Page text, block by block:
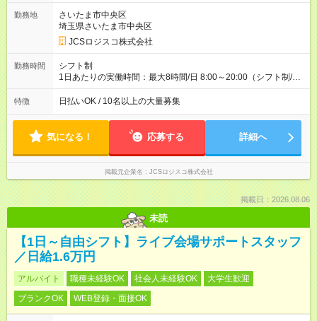
ど！ ・主要都市エリア 月収55万円／週5日稼働 月収65万~112
万円／週6日稼働 ・地方郊外エリア 月収40万円／週5日稼働 月
収40万円~50万円／週6日稼働 ＜モデルイメージ＞ ■月収50万
円 (27歳男性/江東区在住)※元建築関係 1日150個配達×25日勤務
(日休み) ■月収80万円(43歳男性/墨田区在住)※元営業 1日200個
勤務地
さいたま市中央区
埼玉県さいたま市中央区
JCSロジスコ株式会社
勤務時間
シフト制
1日あたりの実働時間：最大8時間/日 8:00～20:00（シフト制/実
働8時間） ※週5日勤務（場所次第では週4も有り） ※配達状況に
よって時間外での勤務可能性有り ※案件により多少の前後あり
特徴 日払いOK / 10名以上の大量募集
気になる！ 応募する 詳細へ
掲載元企業名 JCSロジスコ株式会社
掲載日：2026.08.06
未読
【1日～自由シフト】ライブ会場サポートスタッフ
／日給1.6万円
アルバイト 職種未経験OK 社会人未経験OK
大学生歓迎
ブランクOK
WEB登録・面接OK